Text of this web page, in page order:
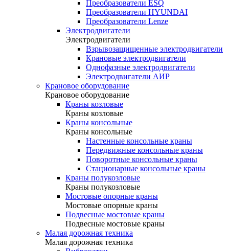
Преобразователи ESQ
Преобразователи HYUNDAI
Преобразователи Lenze
Электродвигатели
Электродвигатели
Взрывозащищенные электродвигатели
Крановые электродвигатели
Однофазные электродвигатели
Электродвигатели АИР
Крановое оборудование
Крановое оборудование
Краны козловые
Краны козловые
Краны консольные
Краны консольные
Настенные консольные краны
Передвижные консольные краны
Поворотные консольные краны
Стационарные консольные краны
Краны полукозловые
Краны полукозловые
Мостовые опорные краны
Мостовые опорные краны
Подвесные мостовые краны
Подвесные мостовые краны
Малая дорожная техника
Малая дорожная техника